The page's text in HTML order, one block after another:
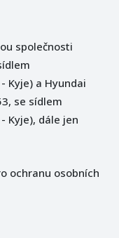
společnosti
Kyje) a Hyundai
se sídlem
Kyje), dále jen
ochranu osobních